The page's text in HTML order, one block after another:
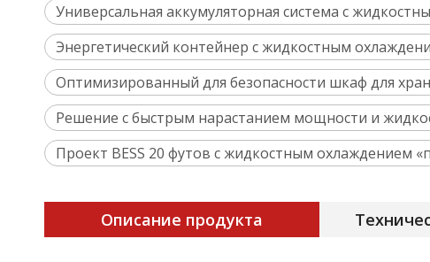
Универсальная аккумуляторная система с
Энергетический контейнер с жидкостным
Оптимизированный для безопасности шкаф для
Решение с быстрым нарастанием мощности и
Проект BESS 20 футов с жидкостным охлаждением
Описание продукта